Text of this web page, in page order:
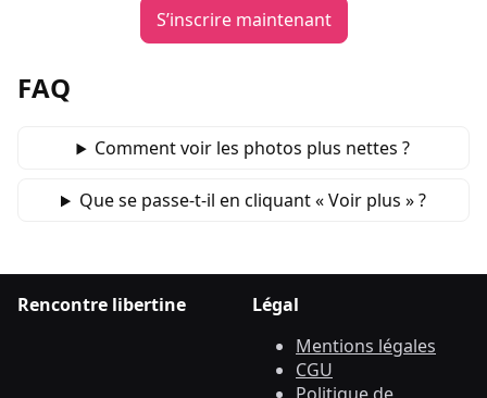
S’inscrire maintenant
FAQ
Comment voir les photos plus nettes ?
Que se passe‑t‑il en cliquant « Voir plus » ?
Rencontre libertine
Légal
Mentions légales
CGU